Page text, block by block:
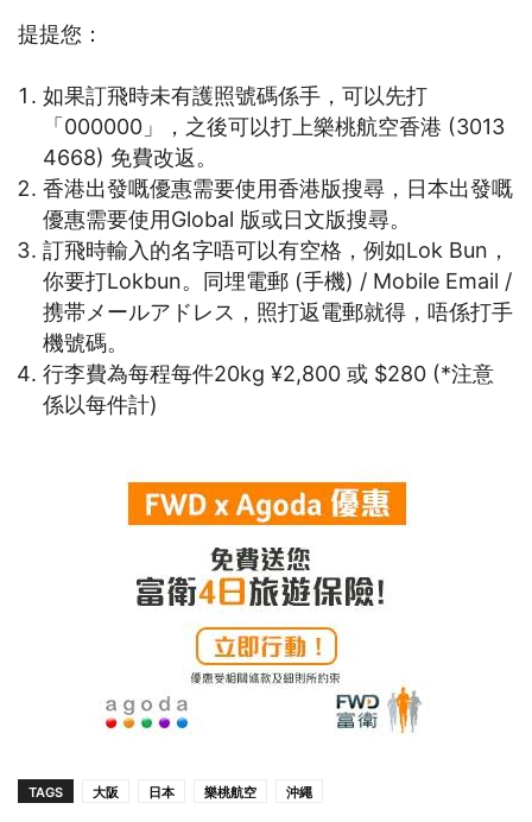
提提您：
如果訂飛時未有護照號碼係手，可以先打
「000000」，之後可以打上樂桃航空香港 (3013
4668) 免費改返。
香港出發嘅優惠需要使用香港版搜尋，日本出發嘅
優惠需要使用Global 版或日文版搜尋。
訂飛時輸入的名字唔可以有空格，例如Lok Bun，
你要打Lokbun。同埋電郵 (手機) / Mobile Email /
携帯メールアドレス，照打返電郵就得，唔係打手
機號碼。
行李費為每程每件20kg ¥2,800 或 $280 (*注意
係以每件計)
TAGS 大阪 日本 樂桃航空 沖繩